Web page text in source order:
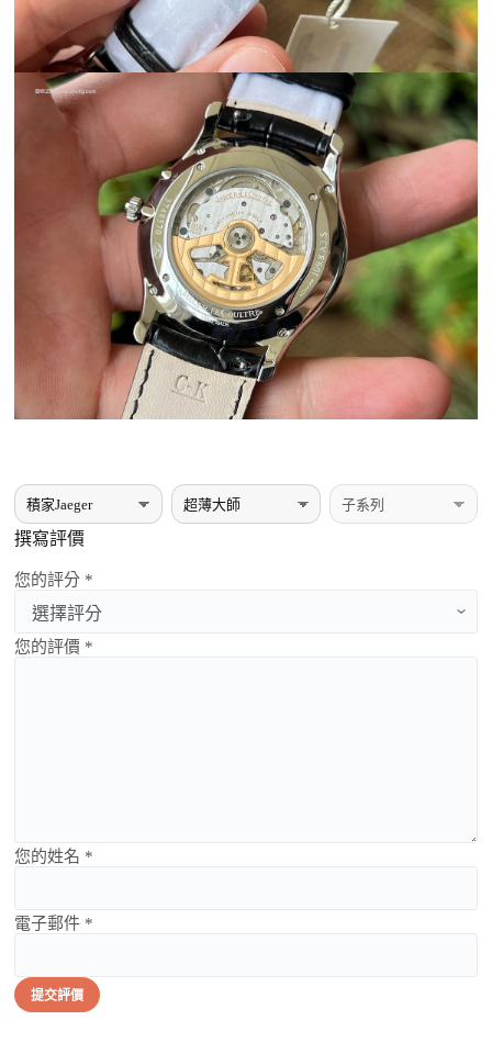
撰寫評價
您的評分 *
您的評價 *
您的姓名 *
電子郵件 *
提交評價